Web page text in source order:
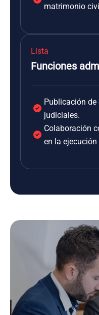
matrimonio
Lista
Funciones
Publicación
judiciales.
Colaboración
en la